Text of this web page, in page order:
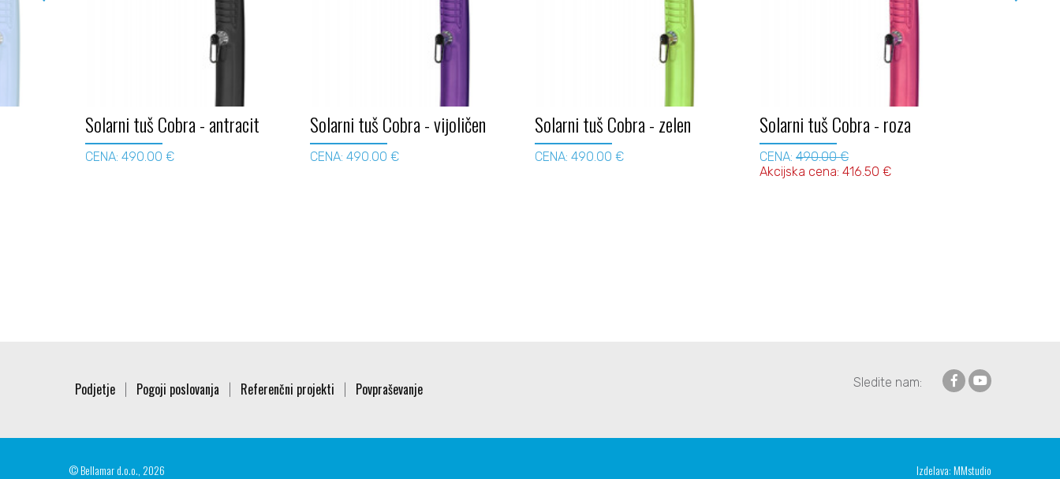
Solarni tuš Cobra - antracit
CENA: 490.00 €
Solarni tuš Cobra - vijoličen
CENA: 490.00 €
Solarni tuš Cobra - zelen
CENA: 490.00 €
Solarni tuš Cobra - roza
CENA: 490.00 €
Akcijska cena: 416.50 €
Podjetje Pogoji poslovanja Referenčni projekti Povpraševanje Sledite nam:
© Bellamar d.o.o., 2026 Izdelava:MMstudio